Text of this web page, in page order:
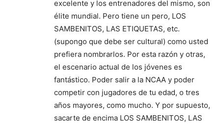
excelente y los entrenadores del mismo, son
élite mundial. Pero tiene un pero, LOS
SAMBENITOS, LAS ETIQUETAS, etc.
(supongo que debe ser cultural) como usted
prefiera nombrarlos. Por esta razón y otras,
el escenario actual de los jóvenes es
fantástico. Poder salir a la NCAA y poder
competir con jugadores de tu edad, o tres
años mayores, como mucho. Y por supuesto,
sacarte de encima LOS SAMBENITOS, LAS